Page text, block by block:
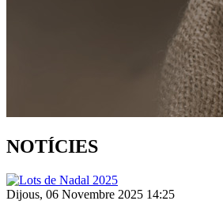
NOTÍCIES
Dijous, 06 Novembre 2025 14:25